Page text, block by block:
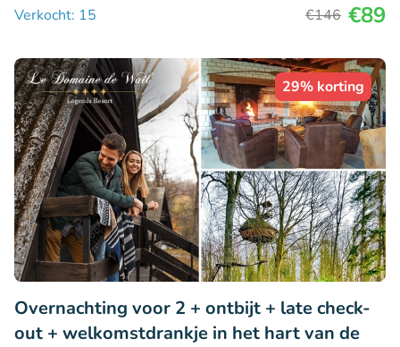
Verkocht: 15
€146 €89
29% korting
Overnachting voor 2 + ontbijt + late check-
out + welkomstdrankje in het hart van de